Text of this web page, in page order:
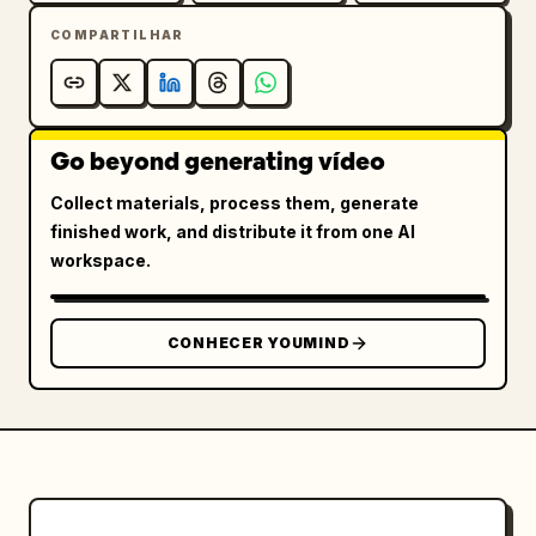
física irrealista.
COMPARTILHAR
Go beyond generating vídeo
Collect materials, process them, generate
finished work, and distribute it from one AI
workspace.
CONHECER YOUMIND